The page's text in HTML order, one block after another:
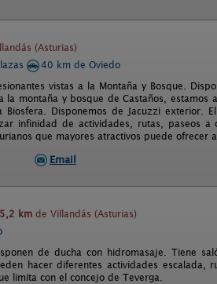
(Asturias)
40 km de Oviedo
vistas a la Montaña y Bosque.
montaña y bosque de Castaños, estamos
Disponemos de Jacuzzi exterior.
infinidad de actividades, rutas, paseos a
que mayores atractivos puede ofrecer
Email
km de Villandás (Asturias)
de ducha con hidromasaje. Tiene
hacer diferentes actividades escalada,
limita con el concejo de Teverga.